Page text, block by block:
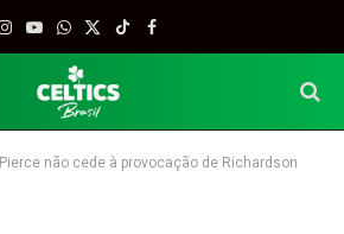
Instagram
YouTube
WhatsApp
X
TikTokFacebook
Pierce não cede à provocação de Richardson